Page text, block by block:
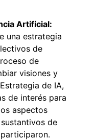
Artificial:
una estrategia
de
de
visiones y
de IA,
de interés para
aspectos
de